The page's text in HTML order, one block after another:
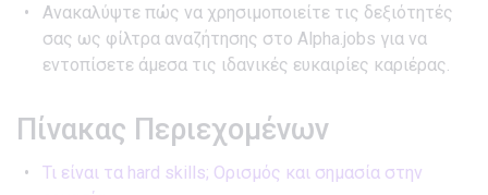
Ανακαλύψτε πώς να χρησιμοποιείτε τις δεξιότητές
σας ως φίλτρα αναζήτησης στο Alpha.jobs για να
εντοπίσετε άμεσα τις ιδανικές ευκαιρίες καριέρας.
Πίνακας Περιεχομένων
Τι είναι τα hard skills; Ορισμός και σημασία στην